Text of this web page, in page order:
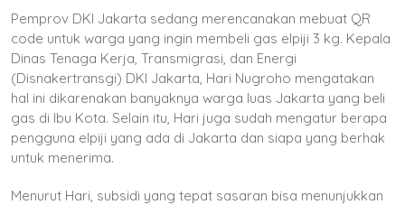
Pemprov DKI Jakarta sedang merencanakan mebuat QR
code untuk warga yang ingin membeli gas elpiji 3 kg. Kepala
Dinas Tenaga Kerja, Transmigrasi, dan Energi
(Disnakertransgi) DKI Jakarta, Hari Nugroho mengatakan
hal ini dikarenakan banyaknya warga luas Jakarta yang beli
gas di Ibu Kota. Selain itu, Hari juga sudah mengatur berapa
pengguna elpiji yang ada di Jakarta dan siapa yang berhak
untuk menerima.
Menurut Hari, subsidi yang tepat sasaran bisa menunjukkan